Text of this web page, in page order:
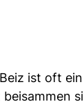
ist oft ein